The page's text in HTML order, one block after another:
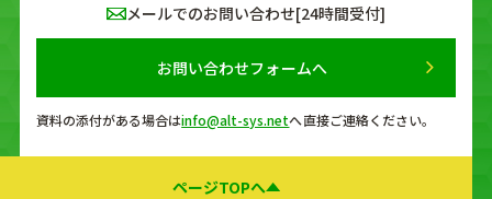
メールでのお問い合わせ[24時間受付]
お問い合わせフォームへ
資料の添付がある場合はinfo@alt-sys.netへ直接ご連絡ください。
ページTOPへ